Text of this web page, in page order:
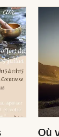
des
en tournée
à Aire-sur-
à Aire-
Où